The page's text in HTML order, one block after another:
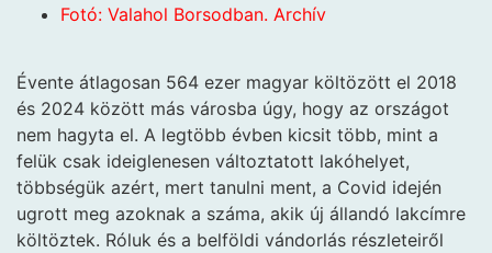
Fotó: Valahol Borsodban. Archív
Évente átlagosan 564 ezer magyar költözött el 2018
és 2024 között más városba úgy, hogy az országot
nem hagyta el. A legtöbb évben kicsit több, mint a
felük csak ideiglenesen változtatott lakóhelyet,
többségük azért, mert tanulni ment, a Covid idején
ugrott meg azoknak a száma, akik új állandó lakcímre
költöztek. Róluk és a belföldi vándorlás részleteiről